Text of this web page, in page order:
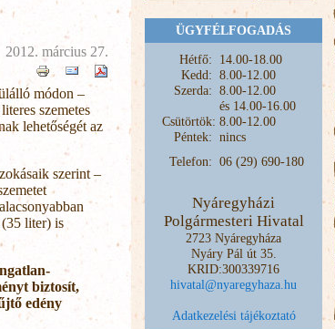
2012. március 27.
módon –
szemetes
lehetőségét az
szerint –
liter) is
biztosít,
edény
ÜGYFÉLFOGADÁS
Hétfő: 14.00-18.00
Kedd: 8.00-12.00
Szerda: 8.00-12.00
és 14.00-16.00
Csütörtök: 8.00-12.00
Péntek: nincs
Telefon: 06 (29) 690-180
Nyáregyházi
Polgármesteri Hivatal
2723 Nyáregyháza
Nyáry Pál út 35.
KRID:300339716
hivatal@nyaregyhaza.hu
Adatkezelési tájékoztató